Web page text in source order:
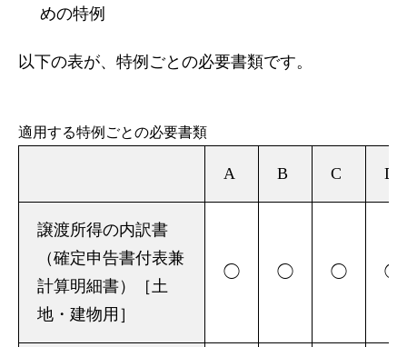
めの特例
以下の表が、特例ごとの必要書類です。
適用する特例ごとの必要書類
A B C D
譲渡所得の内訳書
（確定申告書付表兼
計算明細書）［土
地・建物用］
◯ ◯ ◯ ◯